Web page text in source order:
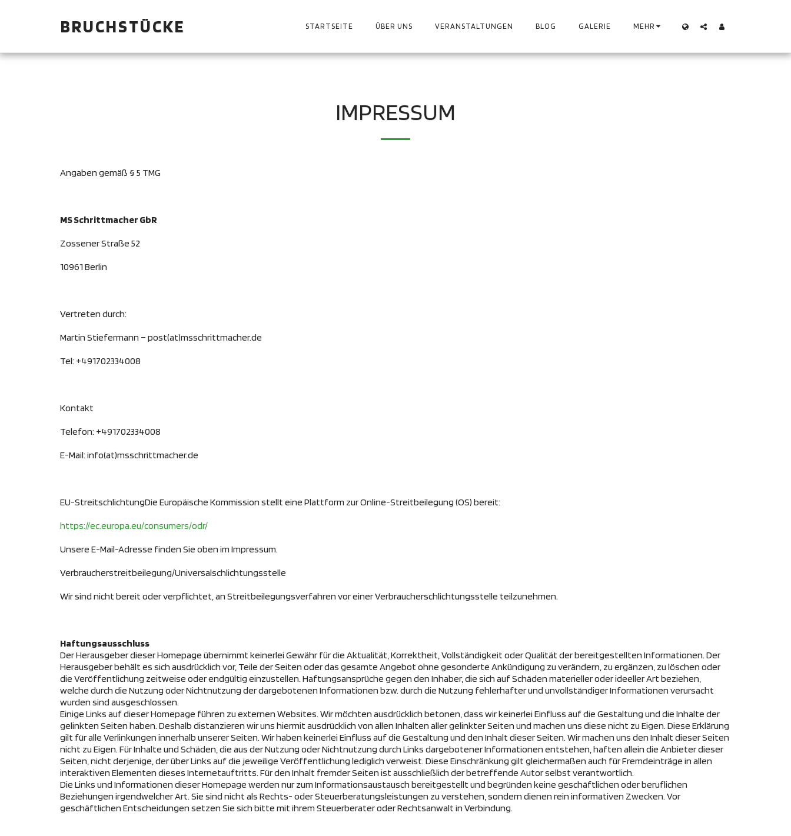
BRUCHSTÜCKE STARTSEITE ÜBER UNS VERANSTALTUNGEN BLOG GALERIE MEHR
IMPRESSUM
Angaben gemäß § 5 TMG
MS Schrittmacher GbR
Zossener Straße 52
10961 Berlin
Vertreten durch:
Martin Stiefermann – post(at)msschrittmacher.de
Tel: +491702334008
Kontakt
Telefon: +491702334008
E-Mail: info(at)msschrittmacher.de
EU-StreitschlichtungDie Europäische Kommission stellt eine Plattform zur Online-Streitbeilegung (OS) bereit:
https://ec.europa.eu/consumers/odr/
Unsere E-Mail-Adresse finden Sie oben im Impressum.
Verbraucherstreitbeilegung/Universalschlichtungsstelle
Wir sind nicht bereit oder verpflichtet, an Streitbeilegungsverfahren vor einer Verbraucherschlichtungsstelle teilzunehmen.
Haftungsausschluss
Der Herausgeber dieser Homepage übernimmt keinerlei Gewähr für die Aktualität, Korrektheit, Vollständigkeit oder Qualität der bereitgestellten Informationen. Der
Herausgeber behält es sich ausdrücklich vor, Teile der Seiten oder das gesamte Angebot ohne gesonderte Ankündigung zu verändern, zu ergänzen, zu löschen oder
die Veröffentlichung zeitweise oder endgültig einzustellen. Haftungsansprüche gegen den Inhaber, die sich auf Schäden materieller oder ideeller Art beziehen,
welche durch die Nutzung oder Nichtnutzung der dargebotenen Informationen bzw. durch die Nutzung fehlerhafter und unvollständiger Informationen verursacht
wurden sind ausgeschlossen.
Einige Links auf dieser Homepage führen zu externen Websites. Wir möchten ausdrücklich betonen, dass wir keinerlei Einfluss auf die Gestaltung und die Inhalte der
gelinkten Seiten haben. Deshalb distanzieren wir uns hiermit ausdrücklich von allen Inhalten aller gelinkter Seiten und machen uns diese nicht zu Eigen. Diese Erklärung
gilt für alle Verlinkungen innerhalb unserer Seiten. Wir haben keinerlei Einfluss auf die Gestaltung und den Inhalt dieser Seiten. Wir machen uns den Inhalt dieser Seiten
nicht zu Eigen. Für Inhalte und Schäden, die aus der Nutzung oder Nichtnutzung durch Links dargebotener Informationen entstehen, haften allein die Anbieter dieser
Seiten, nicht derjenige, der über Links auf die jeweilige Veröffentlichung lediglich verweist. Diese Einschränkung gilt gleichermaßen auch für Fremdeinträge in allen
interaktiven Elementen dieses Internetauftritts. Für den Inhalt fremder Seiten ist ausschließlich der betreffende Autor selbst verantwortlich.
Die Links und Informationen dieser Homepage werden nur zum Informationsaustausch bereitgestellt und begründen keine geschäftlichen oder beruflichen
Beziehungen irgendwelcher Art. Sie sind nicht als Rechts- oder Steuerberatungsleistungen zu verstehen, sondern dienen rein informativen Zwecken. Vor
geschäftlichen Entscheidungen setzen Sie sich bitte mit ihrem Steuerberater oder Rechtsanwalt in Verbindung.